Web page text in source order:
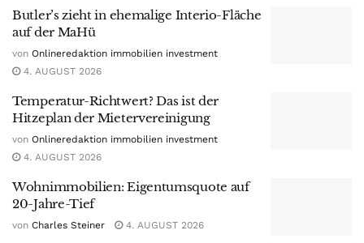
Butler’s zieht in ehemalige Interio-Fläche
auf der MaHü
von Onlineredaktion immobilien investment
4. AUGUST 2026
Temperatur-Richtwert? Das ist der
Hitzeplan der Mietervereinigung
von Onlineredaktion immobilien investment
4. AUGUST 2026
Wohnimmobilien: Eigentumsquote auf
20-Jahre-Tief
von Charles Steiner 4. AUGUST 2026